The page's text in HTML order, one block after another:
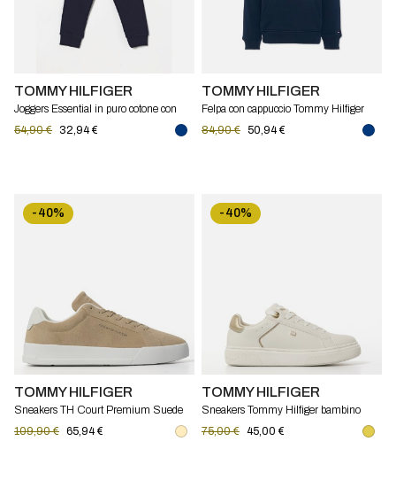
TOMMY HILFIGER
Joggers Essential in puro cotone con
logo Tommy Hilfiger
54,90 € 32,94 €
TOMMY HILFIGER
Felpa con cappuccio Tommy Hilfiger
84,90 €
50,94 €
-40%
TOMMY HILFIGER
Sneakers TH Court Premium Suede
Tommy Hilfiger
109,90 € 65,94 €
-40%
TOMMY HILFIGER
Sneakers Tommy Hilfiger bambino
75,00 € 45,00 €